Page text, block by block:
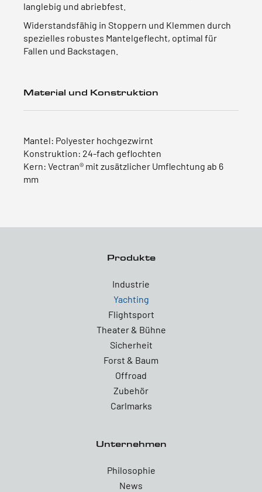
langlebig und abriebfest.
Widerstandsfähig in Stoppern und Klemmen durch
spezielles robustes Mantelgeflecht, optimal für
Fallen und Backstagen.
Material und Konstruktion
Mantel: Polyester hochgezwirnt
Konstruktion: 24-fach geflochten
Kern: Vectran® mit zusätzlicher Umflechtung ab 6
mm
Produkte
Industrie
Yachting
Flightsport
Theater & Bühne
Sicherheit
Forst & Baum
Offroad
Zubehör
Carlmarks
Unternehmen
Philosophie
News